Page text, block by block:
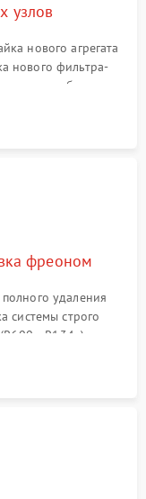
узлов
нового агрегата
нового фильтра-
обдува,
дверных петель.
фреоном
удаления
системы строго
R134a) по
в системе.